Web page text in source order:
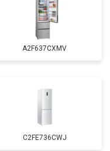
A2F637CXMV
C2FE736CWJ